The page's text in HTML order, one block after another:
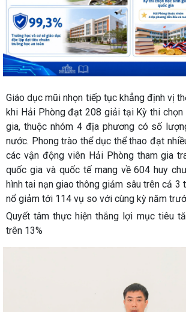
Giáo dục mũi nhọn tiếp tục khẳng định vị
khi Hải Phòng đạt 208 giải tại Kỳ thi
gia, thuộc nhóm 4 địa phương có số
nước. Phong trào thể dục thể thao đạt
các vận động viên Hải Phòng tham gia
quốc gia và quốc tế mang về 604 huy
hình tai nạn giao thông giảm sâu trên cả 3
nổ giảm tới 114 vụ so với cùng kỳ năm
Quyết tâm thực hiện thắng lợi mục tiêu
trên 13%